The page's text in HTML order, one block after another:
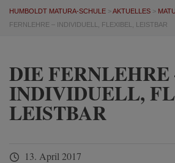
HUMBOLDT MATURA-SCHULE >AKTUELLES >
FERNLEHRE – INDIVIDUELL, FLEXIBEL, LEISTBAR
DIE FERNLEHRE
INDIVIDUELL,
LEISTBAR
13. April 2017